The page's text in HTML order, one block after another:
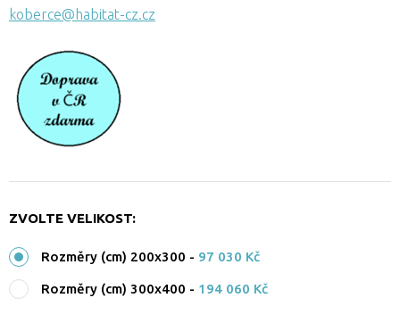
koberce@habitat-cz.cz
ZVOLTE VELIKOST:
Rozměry (cm) 200x300 - 97 030 Kč
Rozměry (cm) 300x400 - 194 060 Kč